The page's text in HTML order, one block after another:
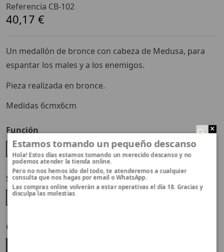
Referencia CB-102
40,17 €
Un medallón de bronce con cabeza de Medusa, para
espantar los males y a los enemigos.
Pieza realizada en bronce.
Medidas 6cmx6cm
Función
Colgante
Selecciona el acabado
Bronce
Cordón / Cadena
..
Estamos tomando un pequeño descanso
Hola! Estos días estamos tomando un merecido descanso y no
podemos atender la tienda online.
Pero no nos hemos ido del todo, te atenderemos a cualquier
consulta que nos hagas por email o WhatsApp.
Las compras online volverán a estar operativas el día 18. Gracias y
disculpa las molestias